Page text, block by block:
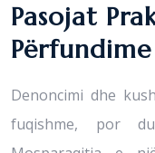
Pasojat
Denoncimi dhe
fuqishme, por